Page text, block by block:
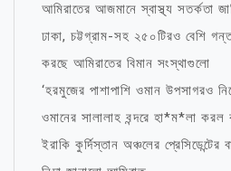
আমিরাতের আজমানে স্বাস্থ্য সতর্কতা
ঢাকা, চট্টগ্রাম-সহ ২৫০টিরও বেশি
করছে আমিরাতের বিমান সংস্থাগুলো
‘হরমুজের পাশাপাশি ওমান উপসাগরও
ওমানের সালালাহ বন্দরে হা*ম*লা করল
ইরাকি কুর্দিস্তান অঞ্চলের